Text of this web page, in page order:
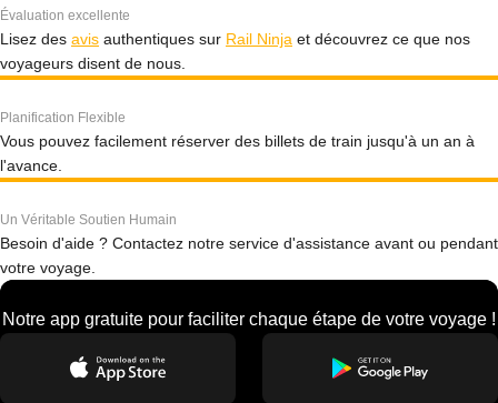
Évaluation excellente
Lisez des avis authentiques sur Rail Ninja et découvrez ce que nos
voyageurs disent de nous.
Planification Flexible
Vous pouvez facilement réserver des billets de train jusqu'à un an à
l'avance.
Un Véritable Soutien Humain
Besoin d'aide ? Contactez notre service d'assistance avant ou pendant
votre voyage.
Notre app gratuite pour faciliter chaque étape de votre voyage !